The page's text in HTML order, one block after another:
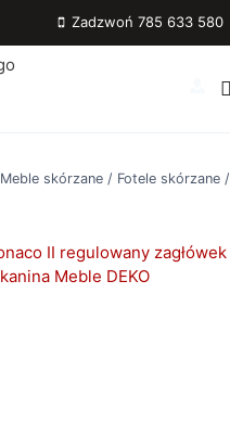
Zadzwoń 785 633 580
Meble skórzane / Fotele skórzane /